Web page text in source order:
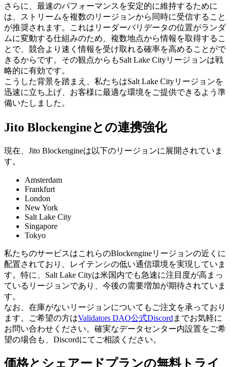
さらに、最速のパフォーマンスを安定的に維持するために
は、ストリームを複数のリージョンから同時に受信すること
が推奨されます。これはリーダーバリデータの位置がランダ
ムに変動する仕組みのため、複数地点から情報を取得するこ
とで、競合より速く情報を受け取れる確率を高めることがで
きるからです。その観点からもSalt Lake Cityリージョンは戦
略的に有効です。
こうした背景を踏まえ、私たちはSalt Lake Cityリージョンを
迅速に立ち上げ、お客様に最適な環境をご提供できるよう準
備いたしました。
Jito Blockengineとの連携強化
現在、Jito Blockengineは以下のリージョンに展開されていま
す。
Amsterdam
Frankfurt
London
New York
Salt Lake City
Singapore
Tokyo
私たちのサービスはこれらのBlockengineリージョンの近くに
配置されており、レイテンシの低い通信環境を実現していま
す。特に、Salt Lake Cityは米国内でも急速に注目度が高まっ
ているリージョンであり、今後の需要増加が期待されていま
す。
なお、在庫がないリージョンについてもご注文を承っており
ます。ご希望の方はValidators DAO公式Discord までお気軽に
お問い合わせください。確実なデータセンター内設置をご希
望の場合も、Discordにてご相談ください。
価格とシェアードプランの無料トライ